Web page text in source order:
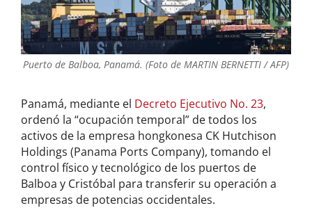
Puerto de Balboa, Panamá. (Foto de MARTIN BERNETTI / AFP)
Panamá, mediante el Decreto Ejecutivo No. 23,
ordenó la “ocupación temporal” de todos los
activos de la empresa hongkonesa CK Hutchison
Holdings (Panama Ports Company), tomando el
control físico y tecnológico de los puertos de
Balboa y Cristóbal para transferir su operación a
empresas de potencias occidentales.